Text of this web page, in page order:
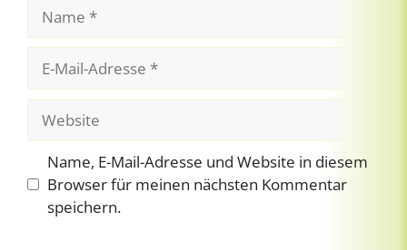
Mail-
Adresse
Website
Name, E-Mail-Adresse und Website in diesem
Browser für meinen nächsten Kommentar
speichern.